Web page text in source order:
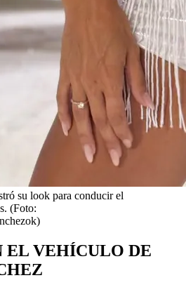
su look para conducir el
(Foto:
EL VEHÍCULO DE